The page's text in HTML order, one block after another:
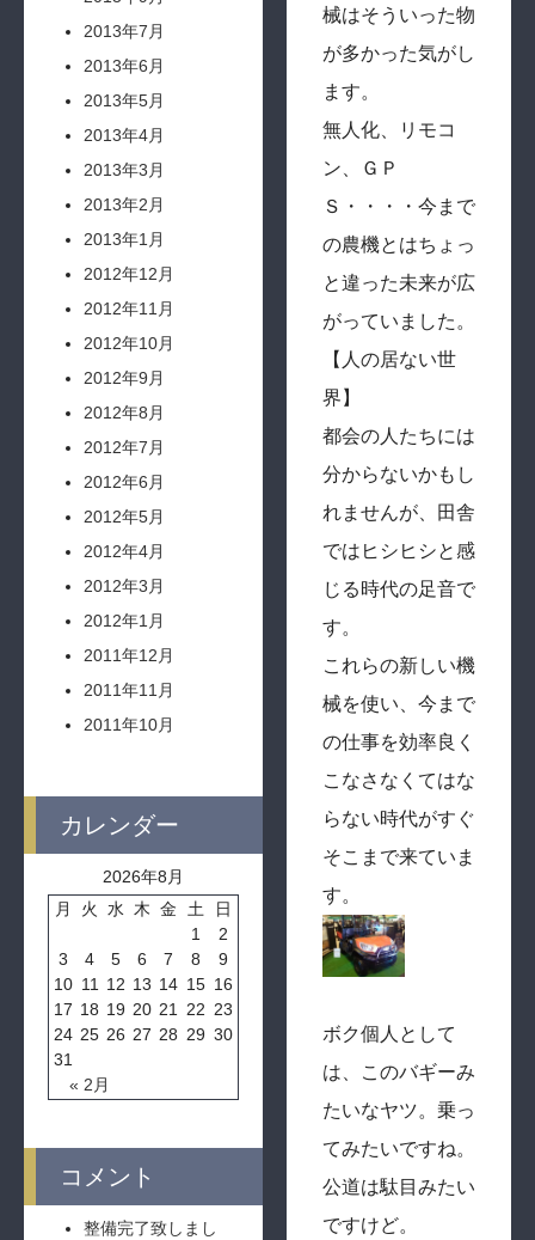
2013年7月
2013年6月
2013年5月
2013年4月
2013年3月
2013年2月
2013年1月
2012年12月
2012年11月
2012年10月
2012年9月
2012年8月
2012年7月
2012年6月
2012年5月
2012年4月
2012年3月
2012年1月
2011年12月
2011年11月
2011年10月
カレンダー
2026年8月
月
火 水 木 金 土 日
« 2月
1
2
3
4 5 6 7 8
9
10 11 12 13 14 15 16
17 18 19 20 21 22 23
24 25 26 27 28 29 30
31
コメント
整備完了致しまし
械はそういった物
が多かった気がし
ます。
無人化、リモコ
ン、ＧＰ
Ｓ・・・・今まで
の農機とはちょっ
と違った未来が広
がっていました。
【人の居ない世
界】
都会の人たちには
分からないかもし
れませんが、田舎
ではヒシヒシと感
じる時代の足音で
す。
これらの新しい機
械を使い、今まで
の仕事を効率良く
こなさなくてはな
らない時代がすぐ
そこまで来ていま
す。
ボク個人として
は、このバギーみ
たいなヤツ。乗っ
てみたいですね。
公道は駄目みたい
ですけど。